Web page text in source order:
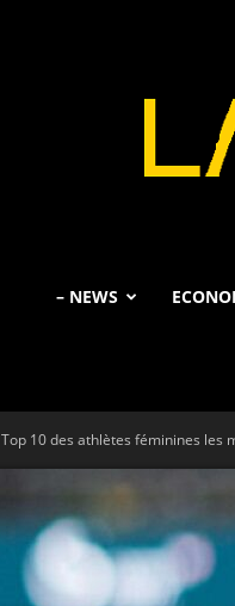
– NEWS
Top 10 des athlètes féminines les